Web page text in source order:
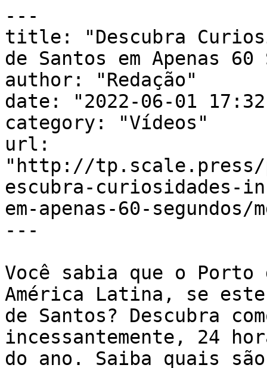
---
title: "Descubra
de Santos em Apenas 60
author: "Redação"
date: "2022-06-01
category: "Vídeos"
url:
"http://tp.scale.press/
escubra-curiosidades-
em-apenas-60-segundos/
---
Você sabia que o
América Latina, se
de Santos? Descubra
incessantemente, 24
do ano. Saiba quais